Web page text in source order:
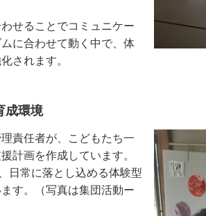
せることでコミュニケー
に合わせて動く中で、体
されます。
成環境
責任者が、こどもたち一
計画を作成しています。
日常に落とし込める体験型
す。（写真は集団活動ー